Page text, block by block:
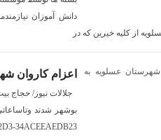
دانش آموزان
از کلیه خیرین که در
اعزام كاروان
بوشهر شدند
34ACEEAEDB23